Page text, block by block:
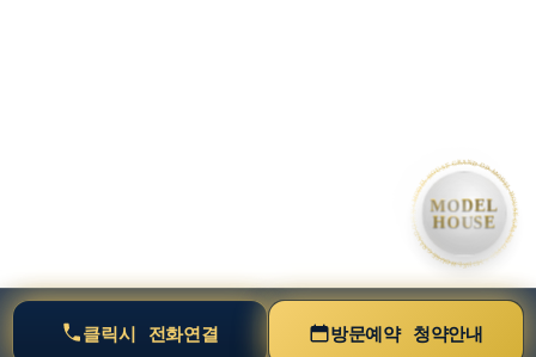
• MODEL HOUSE GRAND OPEN • MODEL HOUSE GRAND OPEN •
MODEL
HOUSE
클릭시 전화연결 방문예약 청약안내